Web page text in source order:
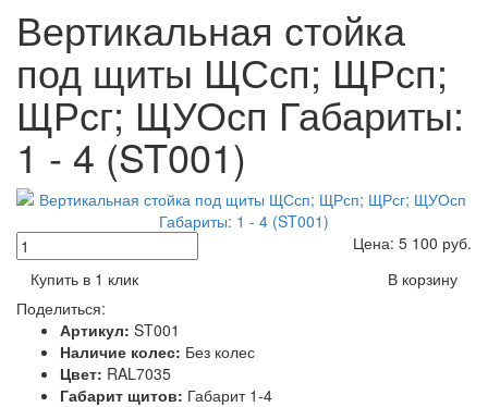
Вертикальная стойка
под щиты ЩСсп; ЩРсп;
ЩРсг; ЩУОсп Габариты:
1 - 4 (ST001)
Цена: 5 100 руб.
Купить в 1 клик
В корзину
Поделиться:
Артикул: ST001
Наличие колес: Без колес
Цвет: RAL7035
Габарит щитов: Габарит 1-4